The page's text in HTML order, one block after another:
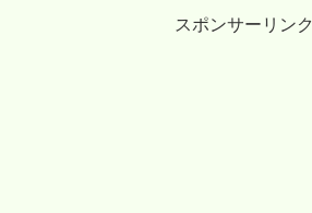
スポンサーリンク